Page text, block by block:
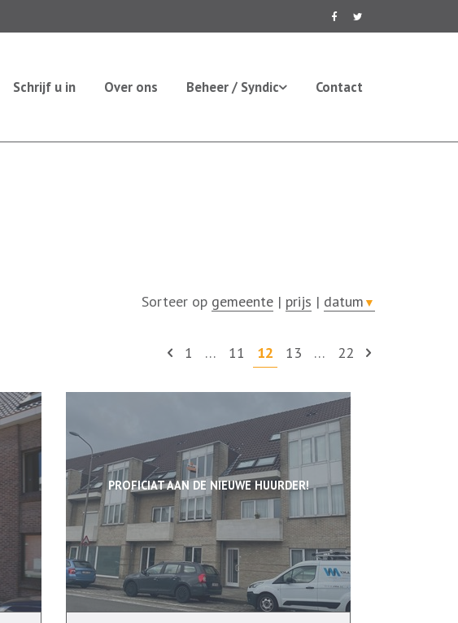
Schrijf u in Over ons Beheer / Syndic Contact
Sorteer op gemeente | prijs | datum ▼
1 … 11 12 13 … 22
PROFICIAT AAN DE NIEUWE HUURDER!